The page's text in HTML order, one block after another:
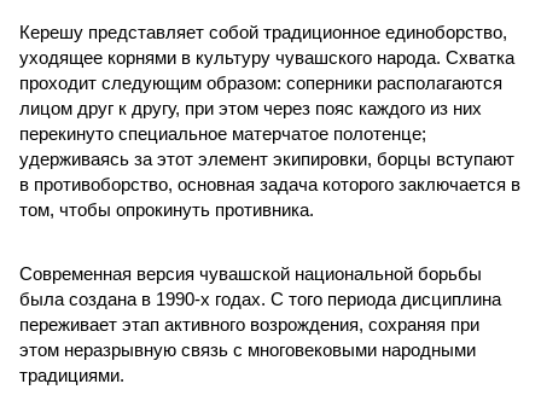
Керешу представляет собой традиционное единоборство,
уходящее корнями в культуру чувашского народа. Схватка
проходит следующим образом: соперники располагаются
лицом друг к другу, при этом через пояс каждого из них
перекинуто специальное матерчатое полотенце;
удерживаясь за этот элемент экипировки, борцы вступают
в противоборство, основная задача которого заключается в
том, чтобы опрокинуть противника.
Современная версия чувашской национальной борьбы
была создана в 1990-х годах. С того периода дисциплина
переживает этап активного возрождения, сохраняя при
этом неразрывную связь с многовековыми народными
традициями.